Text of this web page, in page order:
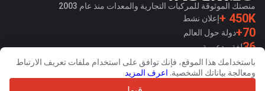
منصتك الموثوقة للمركبات التجارية والمعدات منذ عام 2003
450K + إعلان نشط
70+ دولة حول العالم
36لغة مدعومة
4.7/5
Trustpilot
باستخدامك هذا الموقع، فإنك توافق على استخدام ملفات تعريف الارتباط
ومعالجة بياناتك الشخصية. اعرف المزيد